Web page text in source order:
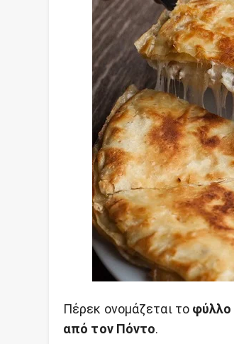
Πέρεκ ονομάζεται το φύλλο
από τον Πόντο.